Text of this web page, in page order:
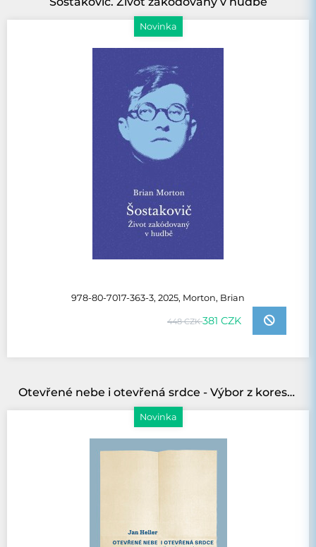
Novinka
978-80-7017-363-3, 2025, Morton, Brian
448 CZK381 CZK
Novinka
Otevřené nebe i otevřená srdce - Výbor z korespondence